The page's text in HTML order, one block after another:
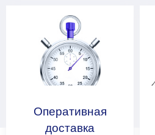
Оперативная
доставка